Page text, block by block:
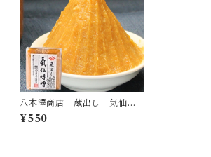
八木澤商店 蔵出し 気仙味
噌 （赤） 500ｇ
¥550